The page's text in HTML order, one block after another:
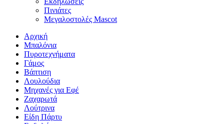
Πινιάτες
Μεγαλοστολές Mascot
Αρχική
Μπαλόνια
Πυροτεχνήματα
Γάμος
Βάπτιση
Λουλούδια
Μηχανές για Εφέ
Ζαχαρωτά
Λούτρινα
Είδη Πάρτυ